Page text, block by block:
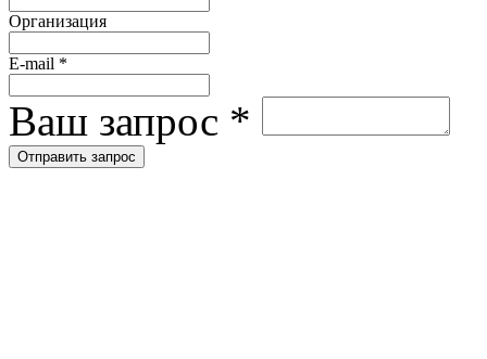
Организация
E-mail *
Ваш запрос *